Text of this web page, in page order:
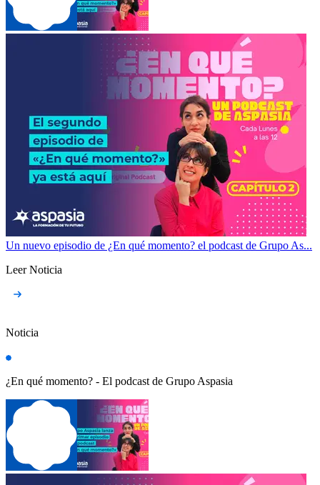
Un nuevo episodio de ¿En qué momento? el podcast de Grupo As...
Leer Noticia
Noticia
¿En qué momento? - El podcast de Grupo Aspasia